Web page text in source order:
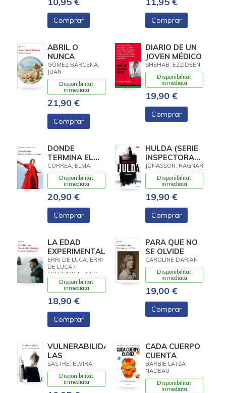
Comprar Comprar
ABRIL O
NUNCA
GÓMEZ BÁRCENA,
JUAN
Disponibilitat
inmediata
21,90 €
Comprar
DIARIO DE UN
JOVEN MÉDICO
SHEHAB, EZZIDEEN
Disponibilitat
inmediata
19,90 €
Comprar
DONDE
TERMINA EL
VERANO
CORREA, ELMA
Disponibilitat
inmediata
20,90 €
Comprar
HULDA (SERIE
INSPECTORA
HULDA 4)
JÓNASSON, RAGNAR
Disponibilitat
inmediata
19,90 €
Comprar
LA EDAD
EXPERIMENTAL
ERRI DE LUCA, ERRI
DE LUCA /
FRESSANGE, INES
DE LADisponibilitat
inmediata
18,90 €
Comprar
PARA QUE NO
SE OLVIDE
CAROLINE DARIAN
Disponibilitat
inmediata
19,00 €
Comprar
VULNERABILIDADES,
LAS
SASTRE, ELVIRA
Disponibilitat
inmediata
CADA CUERPO
CUENTA
BARBIE LATZA
NADEAU
Disponibilitat
inmediata